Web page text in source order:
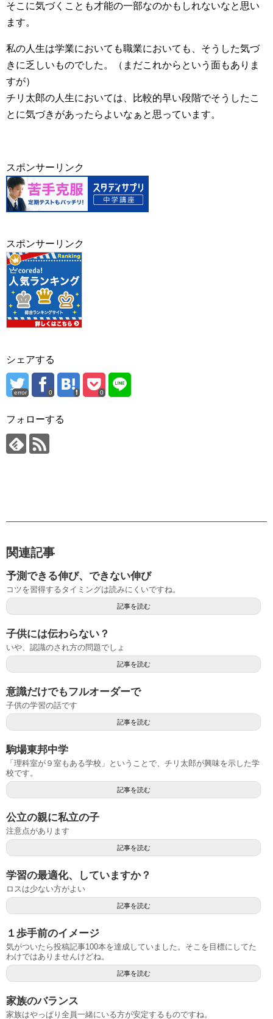
そこに気づくことも才能の一部なのかもしれないなと思い
ます。
私の人生は学業においても職業においても、そうした気づ
きに乏しいものでした。（まだこれからという面もありま
すが）
チリ太郎の人生においては、比較的早い段階でそうしたこ
とに気づきがあったらよいなぁと思っています。
スポンサーリンク
スポンサーリンク
シェアする
error 0 0
フォローする
関連記事
予測できる伸び、できない伸び
コツを習得するタイミングは読みにくいですね。
記事を読む
子供には伝わらない？
いや、認識のされ方の問題でしょ
記事を読む
意識だけでもフルオーダーで
子供の学習の話です
記事を読む
駒場東邦中学
「理科室が９室もある学校」ということで、チリ太郎が興味を示した学
校です。
記事を読む
公立の親に私立の子
注意点があります
記事を読む
学習の最適化、していますか？
ロスは少ない方がよい
記事を読む
１歩手前のイメージ
気がついたら投稿記事100本を達成していました。そこを目標にしてた
わけではありませんけどね。
記事を読む
家族のバランス
家族はやっぱり全員一緒にいる方が安定するものですね。